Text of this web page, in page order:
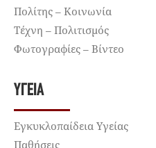
Πολίτης – Κοινωνία
Τέχνη – Πολιτισμός
Φωτογραφίες – Βίντεο
ΥΓΕΊΑ
Εγκυκλοπαίδεια Υγείας
Παθήσεις